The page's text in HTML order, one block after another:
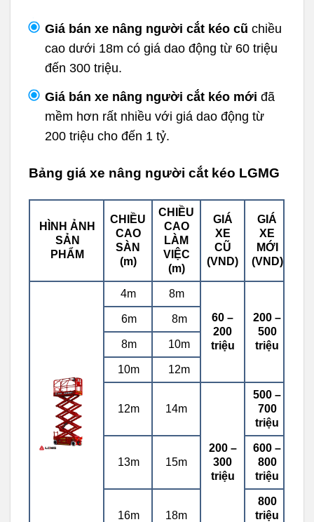
Giá bán xe nâng người cắt kéo cũ chiều
cao dưới 18m có giá dao động từ 60 triệu
đến 300 triệu.
Giá bán xe nâng người cắt kéo mới đã
mềm hơn rất nhiều với giá dao động từ
200 triệu cho đến 1 tỷ.
Bảng giá xe nâng người cắt kéo LGMG
HÌNH ẢNH
SẢN
PHẨM
CHIỀU
CAO
SÀN
(m)
CHIỀU
CAO
LÀM
VIỆC
(m)
GIÁ
XE
CŨ
(VND)
GIÁ
XE
MỚI
(VND)
4m
8m
60 –
200
triệu
200 –
500
triệu
6m 8m
8m 10m
10m 12m
12m 14m
200 –
300
triệu
500 –
700
triệu
13m 15m
600 –
800
triệu
16m 18m
800
triệu